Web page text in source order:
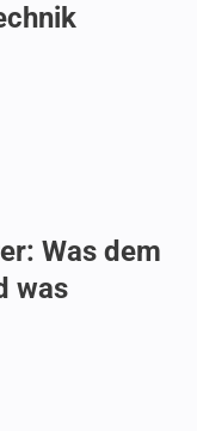
Was dem
was